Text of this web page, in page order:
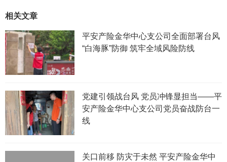
相关文章
平安产险金华中心支公司全面部署台风
“白海豚”防御 筑牢全域风险防线
党建引领战台风 党员冲锋显担当——平
安产险金华中心支公司党员奋战防台一
线
关口前移 防灾于未然 平安产险金华中